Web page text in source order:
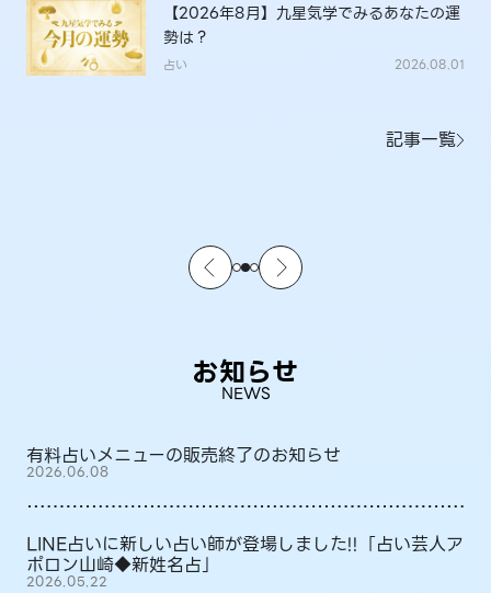
【2026年8月】九星気学でみるあなたの運
勢は？
占い 2026.08.01
記事一覧
お知らせ
NEWS
有料占いメニューの販売終了のお知らせ
2026.06.08
LINE占いに新しい占い師が登場しました!!「占い芸人ア
ポロン山崎◆新姓名占」
2026.05.22